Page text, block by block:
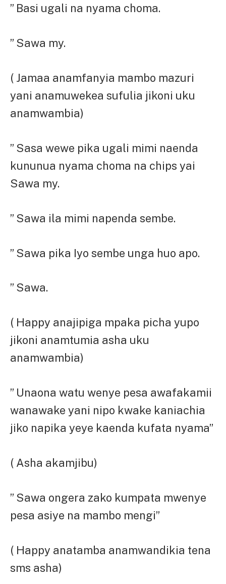
” Basi ugali na nyama choma.
” Sawa my.
( Jamaa anamfanyia mambo mazuri
yani anamuwekea sufulia jikoni uku
anamwambia)
” Sasa wewe pika ugali mimi naenda
kununua nyama choma na chips yai
Sawa my.
” Sawa ila mimi napenda sembe.
” Sawa pika Iyo sembe unga huo apo.
” Sawa.
( Happy anajipiga mpaka picha yupo
jikoni anamtumia asha uku
anamwambia)
” Unaona watu wenye pesa awafakamii
wanawake yani nipo kwake kaniachia
jiko napika yeye kaenda kufata nyama”
( Asha akamjibu)
” Sawa ongera zako kumpata mwenye
pesa asiye na mambo mengi”
( Happy anatamba anamwandikia tena
sms asha)